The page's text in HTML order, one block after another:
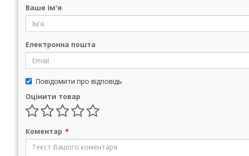
Ваше ім'я
Електронна пошта
Повідомити про відповідь
Оцінити товар
Коментар *